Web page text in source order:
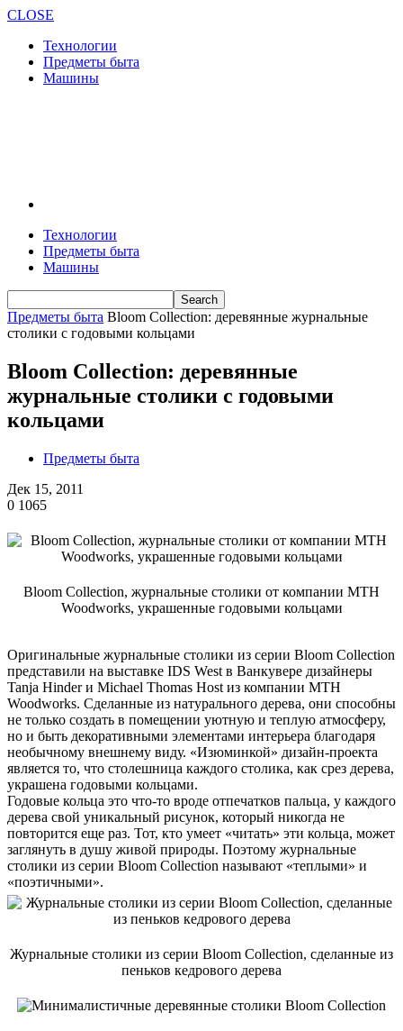
CLOSE
Технологии
Предметы быта
Машины
Технологии
Предметы быта
Машины
Предметы быта Bloom Collection: деревянные журнальные
столики с годовыми кольцами
Bloom Collection: деревянные
журнальные столики с годовыми
кольцами
Предметы быта
Дек 15, 2011
0 1065
Bloom Collection, журнальные столики от компании MTH
Woodworks, украшенные годовыми кольцами
Оригинальные журнальные столики из серии Bloom Collection
представили на выставке IDS West в Ванкувере дизайнеры
Tanja Hinder и Michael Thomas Host из компании MTH
Woodworks. Сделанные из натурального дерева, они способны
не только создать в помещении уютную и теплую атмосферу,
но и быть декоративными элементами интерьера благодаря
необычному внешнему виду. «Изюминкой» дизайн-проекта
является то, что столешница каждого столика, как срез дерева,
украшена годовыми кольцами.
Годовые кольца это что-то вроде отпечатков пальца, у каждого
дерева свой уникальный рисунок, который никогда не
повторится еще раз. Тот, кто умеет «читать» эти кольца, может
заглянуть в душу живой природы. Поэтому журнальные
столики из серии Bloom Collection называют «теплыми» и
«поэтичными».
Журнальные столики из серии Bloom Collection, сделанные из
пеньков кедрового дерева